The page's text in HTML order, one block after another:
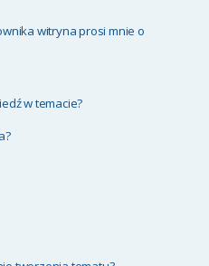
witryna prosi mnie o
w temacie?